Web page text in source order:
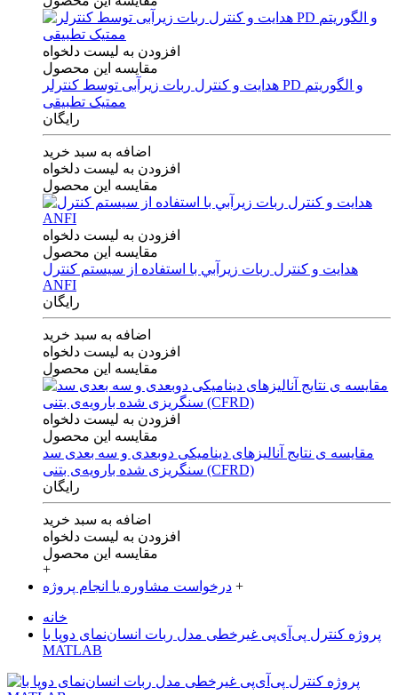
افزودن به لیست دلخواه
مقایسه این محصول
هدایت و کنترل ربات زیرآبی توسط کنترلر PD و الگوریتم
ممتیک تطبیقی
رایگان
اضافه به سبد خرید
افزودن به لیست دلخواه
مقایسه این محصول
افزودن به لیست دلخواه
مقایسه این محصول
هدايت و كنترل ربات زيرآبي با استفاده از سيستم كنترل
ANFI
رایگان
اضافه به سبد خرید
افزودن به لیست دلخواه
مقایسه این محصول
افزودن به لیست دلخواه
مقایسه این محصول
مقایسه ی‌ نتایج آنالیزهای‌ دینامیکی‌ دوبعدی‌ و‌ سه بعدی‌ سد
سنگریزی‌ شده با‌رویه‌ی‌ بتنی‌ (CFRD)
رایگان
اضافه به سبد خرید
افزودن به لیست دلخواه
مقایسه این محصول
+
درخواست مشاوره یا انجام پروژه +
خانه
پروژه کنترل پی‌آی‌پی غیرخطی مدل ربات انسان‌نمای دوپا با
MATLAB